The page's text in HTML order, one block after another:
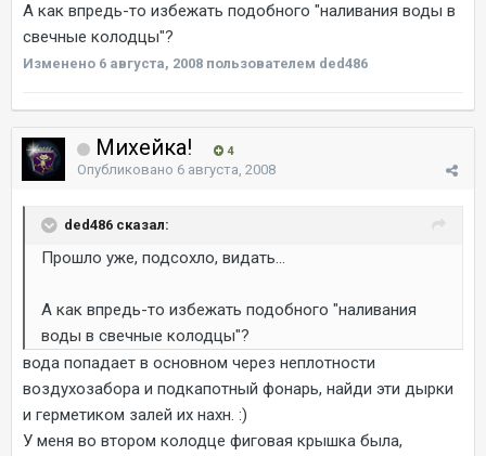
А как впредь-то избежать подобного "наливания воды в
свечные колодцы"?
Изменено 6 августа, 2008 пользователем ded486
Михейка! 4
Опубликовано 6 августа, 2008
ded486 сказал:
Прошло уже, подсохло, видать...
А как впредь-то избежать подобного "наливания
воды в свечные колодцы"?
вода попадает в основном через неплотности
воздухозабора и подкапотный фонарь, найди эти дырки
и герметиком залей их нахн. :)
У меня во втором колодце фиговая крышка была,